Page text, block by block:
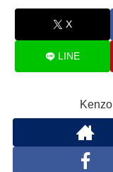
X
LINE